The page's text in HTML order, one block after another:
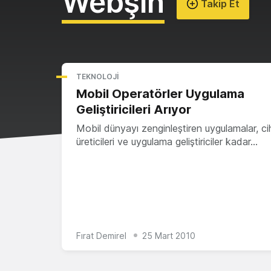
Takip Et
TEKNOLOJI
Mobil Operatörler Uygulama
Geliştiricileri Arıyor
Mobil dünyayı zenginleştiren uygulamalar,
üreticileri ve uygulama geliştiriciler kadar…
Fırat Demirel 25 Mart 2010